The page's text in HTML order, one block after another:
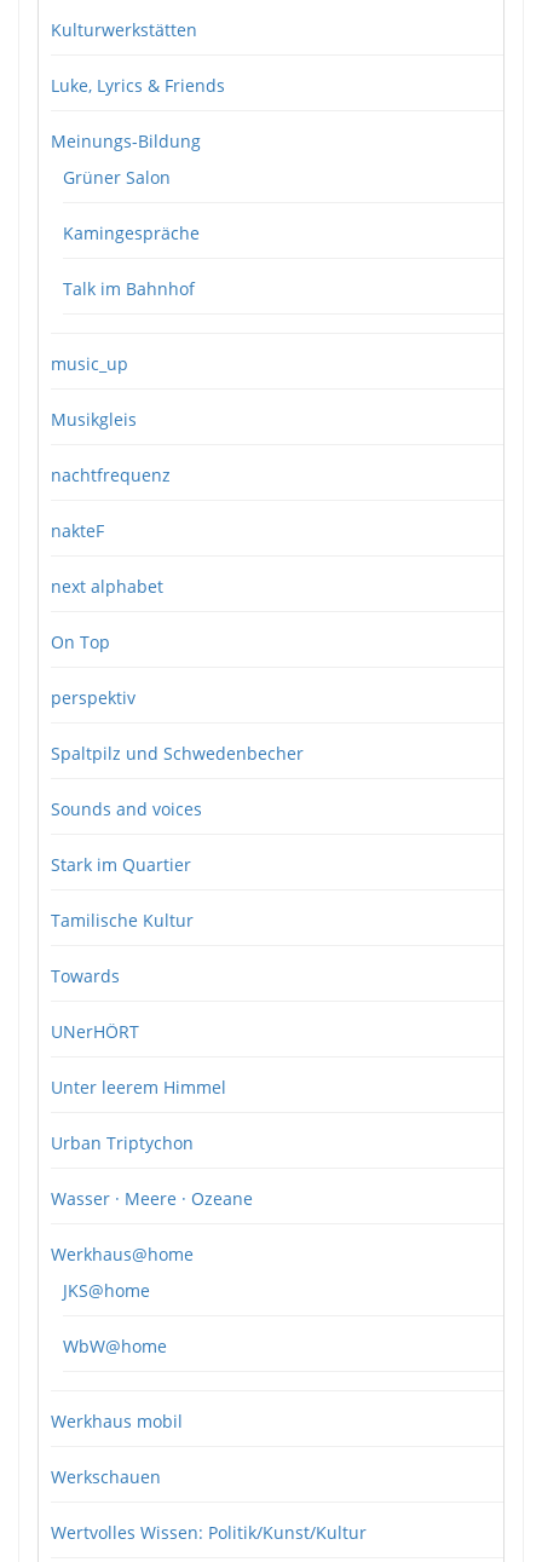
Kulturwerkstätten
Luke, Lyrics & Friends
Meinungs-Bildung
Grüner Salon
Kamingespräche
Talk im Bahnhof
music_up
Musikgleis
nachtfrequenz
nakteF
next alphabet
On Top
perspektiv
Spaltpilz und Schwedenbecher
Sounds and voices
Stark im Quartier
Tamilische Kultur
Towards
UNerHÖRT
Unter leerem Himmel
Urban Triptychon
Wasser · Meere · Ozeane
Werkhaus@home
JKS@home
WbW@home
Werkhaus mobil
Werkschauen
Wertvolles Wissen: Politik/Kunst/Kultur